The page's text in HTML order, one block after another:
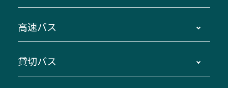
主要停留所案内図・時刻表
路線バスのご利用方法
高速バス
南紀・VISON～横浜・東京・埼玉
貸切バス